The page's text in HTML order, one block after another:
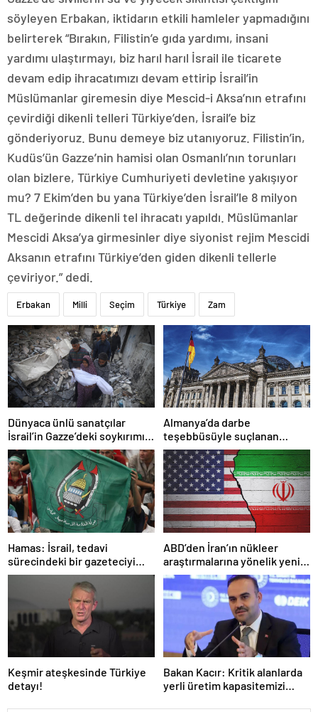
söyleyen Erbakan, iktidarın etkili hamleler yapmadığını
belirterek “Bırakın, Filistin’e gıda yardımı, insani
yardımı ulaştırmayı, biz harıl harıl İsrail ile ticarete
devam edip ihracatımızı devam ettirip İsrail’in
Müslümanlar giremesin diye Mescid-i Aksa’nın etrafını
çevirdiği dikenli telleri Türkiye’den, İsrail’e biz
gönderiyoruz. Bunu demeye biz utanıyoruz. Filistin’in,
Kudüs’ün Gazze’nin hamisi olan Osmanlı’nın torunları
olan bizlere, Türkiye Cumhuriyeti devletine yakışıyor
mu? 7 Ekim’den bu yana Türkiye’den İsrail’le 8 milyon
TL değerinde dikenli tel ihracatı yapıldı. Müslümanlar
Mescidi Aksa’ya girmesinler diye siyonist rejim Mescidi
Aksanın etrafını Türkiye’den giden dikenli tellerle
çeviriyor.” dedi.
Erbakan Milli Seçim Türkiye Zam
Dünyaca ünlü sanatçılar
İsrail’in Gazze’deki soykırımını
kınadı
Almanya’da darbe
teşebbüsüyle suçlanan
örgüte ait dernek yasaklandı
Hamas: İsrail, tedavi
sürecindeki bir gazeteciyi
öldürerek savaş suçu
ABD’den İran’ın nükleer
araştırmalarına yönelik yeni
yaptırımlar
Keşmir ateşkesinde Türkiye
detayı!
Bakan Kacır: Kritik alanlarda
yerli üretim kapasitemizi